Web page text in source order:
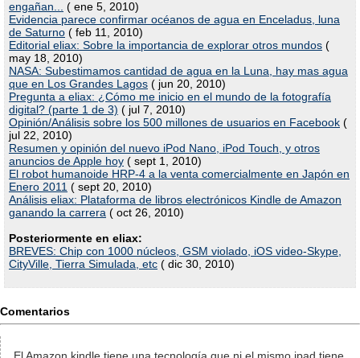
engañan...
( ene 5, 2010)
Evidencia parece confirmar océanos de agua en Enceladus, luna
de Saturno ( feb 11, 2010)
Editorial eliax: Sobre la importancia de explorar otros mundos (
may 18, 2010)
NASA: Subestimamos cantidad de agua en la Luna, hay mas agua
que en Los Grandes Lagos ( jun 20, 2010)
Pregunta a eliax: ¿Cómo me inicio en el mundo de la fotografía
digital? (parte 1 de 3) ( jul 7, 2010)
Opinión/Análisis sobre los 500 millones de usuarios en Facebook (
jul 22, 2010)
Resumen y opinión del nuevo iPod Nano, iPod Touch, y otros
anuncios de Apple hoy ( sept 1, 2010)
El robot humanoide HRP-4 a la venta comercialmente en Japón en
Enero 2011 ( sept 20, 2010)
Análisis eliax: Plataforma de libros electrónicos Kindle de Amazon
ganando la carrera ( oct 26, 2010)
Posteriormente en eliax:
BREVES: Chip con 1000 núcleos, GSM violado, iOS video-Skype,
CityVille, Tierra Simulada, etc ( dic 30, 2010)
Comentarios